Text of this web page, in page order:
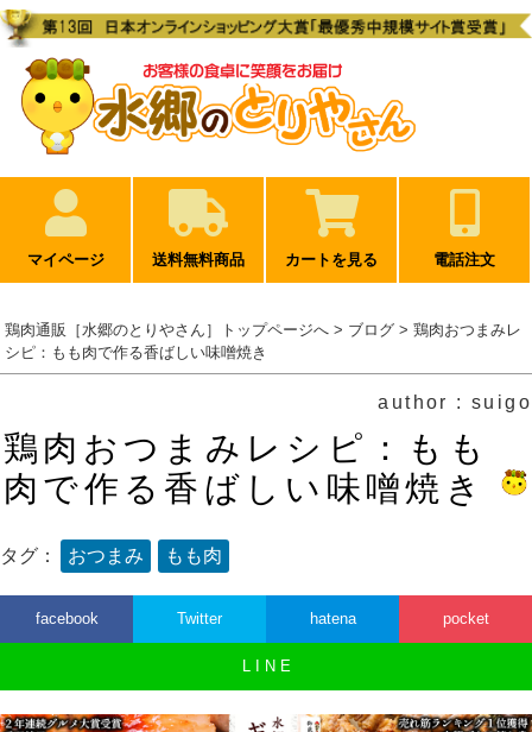
マイページ 送料無料商品 カートを見る 電話注文
鶏肉通販［水郷のとりやさん］トップページへ > ブログ > 鶏肉おつまみレ
シピ：もも肉で作る香ばしい味噌焼き
author : suigo
鶏肉おつまみレシピ：もも
肉で作る香ばしい味噌焼き
タグ： おつまみ もも肉
facebook Twitter hatena pocket
L I N E